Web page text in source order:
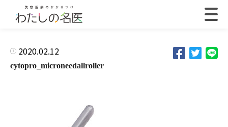
2020.02.12
cytopro_microneedallroller